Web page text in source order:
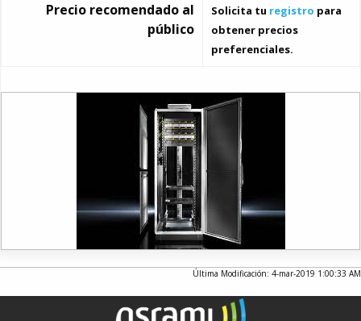
Precio recomendado al
público
Solicita tu registro para
obtener precios
preferenciales.
Última Modificación: 4-mar-2019 1:00:33 AM